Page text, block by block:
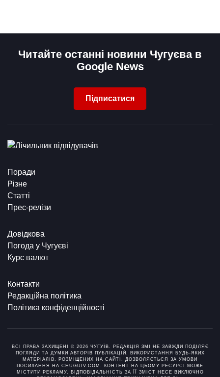
Читайте останні новини Чугуєва в
Google News
Підписатися
Поради
Різне
Статті
Прес-релізи
Довідкова
Погода у Чугуєві
Курс валют
Контакти
Редакційна політика
Політика конфіденційності
ВСІ ПРАВА ЗАХИЩЕНІ © 2026 ЧУГУЇВ. РЕДАКЦІЯ ЗМІ НЕ ЗАВЖДИ ПОДІЛЯЄ
ПОГЛЯДИ ТА ДУМКИ АВТОРІВ ПУБЛІКАЦІЙ. ВИКОРИСТАННЯ БУДЬ-ЯКИХ
МАТЕРІАЛІВ, РОЗМІЩЕНИХ НА САЙТІ, ДОЗВОЛЯЄТЬСЯ ЗА УМОВИ
ПОСИЛАННЯ НА CHUGUIV.COM. КОНТЕНТ НА ЦЬОМУ РЕСУРСІ МОЖЕ
МІСТИТИ РЕКЛАМУ. ВІДПОВІДАЛЬНІСТЬ ЗА ЇЇ ЗМІСТ НЕСЕ ВИКЛЮЧНО